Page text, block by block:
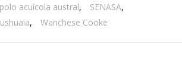
polo acuícola austral, SENASA,
ushuaia, Wanchese Cooke